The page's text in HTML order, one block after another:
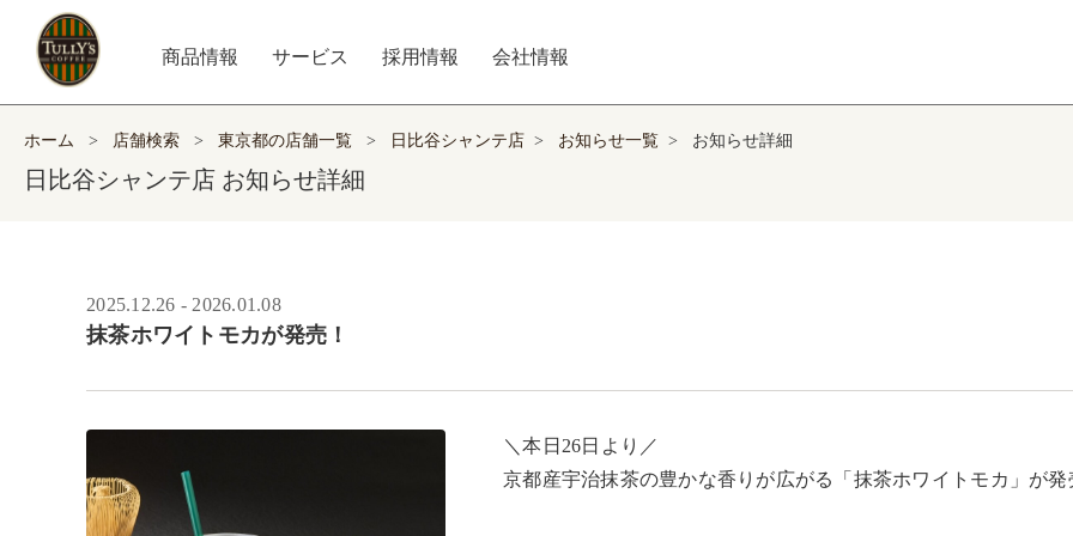
商品情報 サービス 採用情報 会社情報
ホーム > 店舗検索 > 東京都の店舗一覧 > 日比谷シャンテ店 > お知らせ一覧 > お知らせ詳細
日比谷シャンテ店 お知らせ詳細
2025.12.26 - 2026.01.08
抹茶ホワイトモカが発売！
＼本日26日より／
京都産宇治抹茶の豊かな香りが広がる「抹茶ホワイトモカ」が発